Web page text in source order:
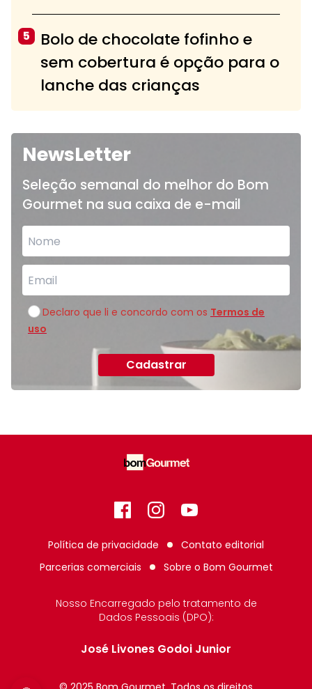
5
Bolo de chocolate fofinho e
sem cobertura é opção para o
lanche das crianças
NewsLetter
Seleção semanal do melhor do Bom
Gourmet na sua caixa de e-mail
Declaro que li e concordo com os Termos de
uso
Cadastrar
FacebookInstagram
GitHub
Política de privacidade
Contato editorial
Parcerias comerciais
Sobre o Bom Gourmet
Nosso Encarregado pelo tratamento de
Dados Pessoais (DPO):
José Livones Godoi Junior